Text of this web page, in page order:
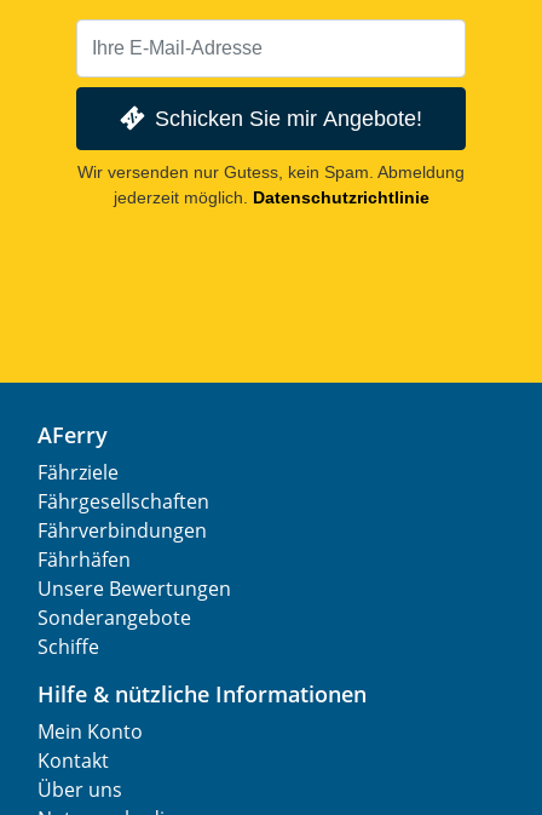
Schicken Sie mir Angebote!
Wir versenden nur Gutess, kein Spam. Abmeldung
jederzeit möglich.
Datenschutzrichtlinie
AFerry
Fährziele
Fährgesellschaften
Fährverbindungen
Fährhäfen
Unsere Bewertungen
Sonderangebote
Schiffe
Hilfe & nützliche Informationen
Mein Konto
Kontakt
Über uns